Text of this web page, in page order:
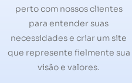
perto com nossos clientes
para entender suas
necessidades e criar um site
que represente fielmente sua
visão e valores.